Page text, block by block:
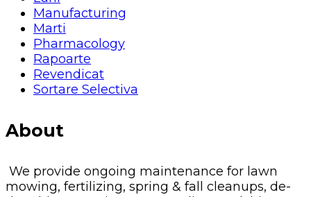
Manufacturing
Marti
Pharmacology
Rapoarte
Revendicat
Sortare Selectiva
About
We provide ongoing maintenance for lawn
mowing, fertilizing, spring & fall cleanups, de-